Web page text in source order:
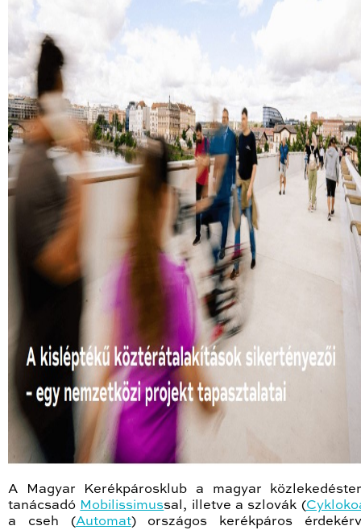
A Magyar Kerékpárosklub a magyar
tanácsadó Mobilissimussal, illetve a szlovák (
a cseh (Automat) országos kerékpáros